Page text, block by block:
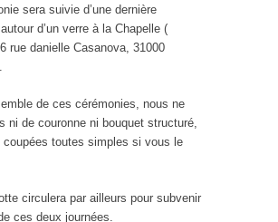
sera suivie d’une dernière
d’un verre à la Chapelle (
rue danielle Casanova, 31000
de ces cérémonies, nous ne
ni de couronne ni bouquet structuré,
coupées toutes simples si vous le
circulera par ailleurs pour subvenir
ces deux journées.